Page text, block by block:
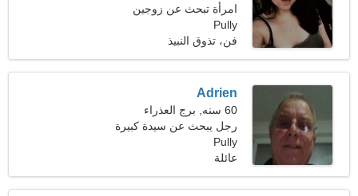
امرأة تبحث عن زوجين
Pully
فن، تذوق النبيذ
Adrien
60 سنه, برج العذراء
رجل يبحث عن سيدة كبيرة
Pully
عائلة